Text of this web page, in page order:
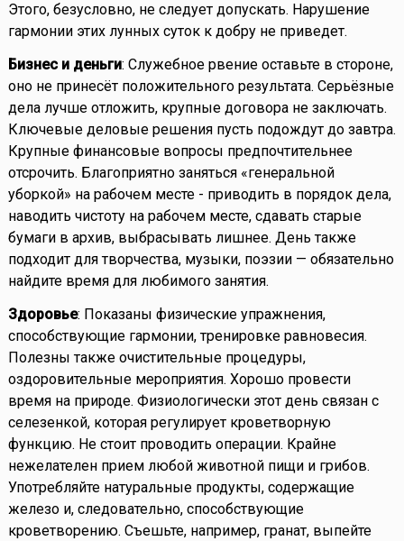
Этого, безусловно, не следует допускать. Нарушение
гармонии этих лунных суток к добру не приведет.
Бизнес и деньги: Служебное рвение оставьте в стороне,
оно не принесёт положительного результата. Серьёзные
дела лучше отложить, крупные договора не заключать.
Ключевые деловые решения пусть подождут до завтра.
Крупные финансовые вопросы предпочтительнее
отсрочить. Благоприятно заняться «генеральной
уборкой» на рабочем месте - приводить в порядок дела,
наводить чистоту на рабочем месте, сдавать старые
бумаги в архив, выбрасывать лишнее. День также
подходит для творчества, музыки, поэзии — обязательно
найдите время для любимого занятия.
Здоровье: Показаны физические упражнения,
способствующие гармонии, тренировке равновесия.
Полезны также очистительные процедуры,
оздоровительные мероприятия. Хорошо провести
время на природе. Физиологически этот день связан с
селезенкой, которая регулирует кроветворную
функцию. Не стоит проводить операции. Крайне
нежелателен прием любой животной пищи и грибов.
Употребляйте натуральные продукты, содержащие
железо и, следовательно, способствующие
кроветворению. Съешьте, например, гранат, выпейте